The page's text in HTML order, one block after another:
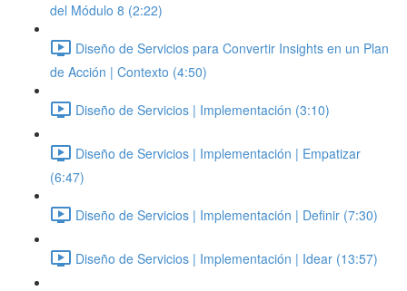
del Módulo 8 (2:22)
Diseño de Servicios para Convertir Insights en un Plan
de Acción | Contexto (4:50)
Diseño de Servicios | Implementación (3:10)
Diseño de Servicios | Implementación | Empatizar
(6:47)
Diseño de Servicios | Implementación | Definir (7:30)
Diseño de Servicios | Implementación | Idear (13:57)